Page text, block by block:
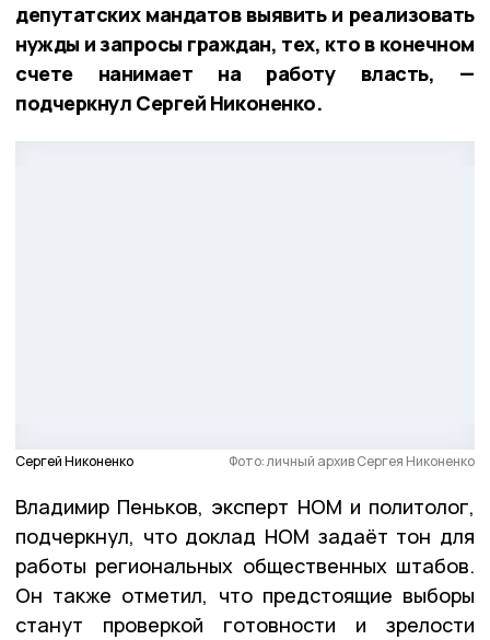
депутатских мандатов выявить и реализовать
нужды и запросы граждан, тех, кто в конечном
счете нанимает на работу власть, —
подчеркнул Сергей Никоненко.
Сергей Никоненко Фото: личный архив Сергея Никоненко
Владимир Пеньков, эксперт НОМ и политолог,
подчеркнул, что доклад НОМ задаёт тон для
работы региональных общественных штабов.
Он также отметил, что предстоящие выборы
станут проверкой готовности и зрелости